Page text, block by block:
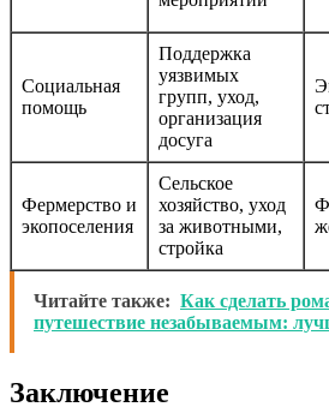
Социальная
помощь
Поддержка
уязвимых
групп, уход,
организация
досуга
Фермерство и
экопоселения
Сельское
хозяйство, уход
за животными,
стройка
Читайте также: Как сделать
путешествие незабываемым:
Заключение